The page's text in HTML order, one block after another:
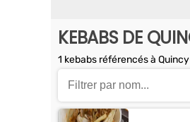
KEBABS DE
1 kebabs référencés à